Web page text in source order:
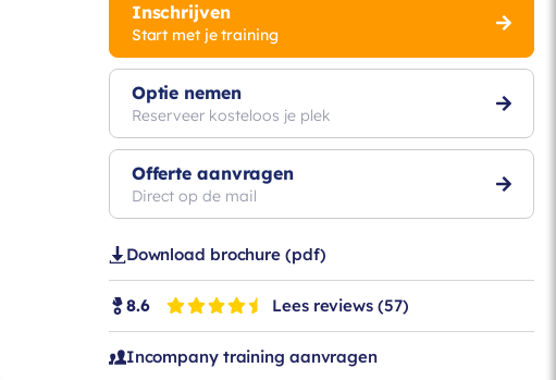
Inschrijven
Start met je training
Optie nemen
Reserveer kosteloos je plek
Offerte aanvragen
Direct op de mail
Download brochure (pdf)
8.6 Lees reviews (57)
Incompany training aanvragen